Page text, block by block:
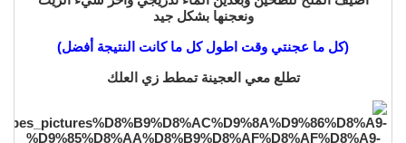
ونعجنها بشكل جيد
(كل ما عجنتي وقت اطول كل ما كانت النتيجة أفضل)
تطلع معي العجينة تمطط زي العلك